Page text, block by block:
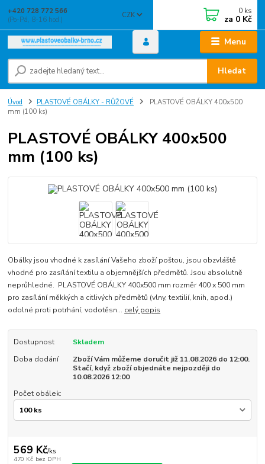
Menu
CZK
Hledat
+420 728 772 566
(Po-Pá, 8-16 hod.)
0 ks
za 0 Kč
Úvod PLASTOVÉ OBÁLKY - RŮŽOVÉ
PLASTOVÉ OBÁLKY 400x500
mm (100 ks)
PLASTOVÉ OBÁLKY 400x500
mm (100 ks)
Obálky jsou vhodné k zasílání Vašeho zboží poštou, jsou obzvláště
vhodné pro zasílání textilu a objemnějších předmětů. Jsou absolutně
neprůhledné. PLASTOVÉ OBÁLKY 400x500 mm rozměr 400 x 500 mm
pro zasílání měkkých a citlivých předmětů (vlny, textilií, knih, apod.)
odolné proti potrhání, vodotěsn... celý popis
Dostupnost
Skladem
Doba dodání
Zboží Vám můžeme doručit již 11.08.2026 do 12:00.
Stačí, když zboží objednáte nejpozději do
10.08.2026 12:00
Počet obálek:
569 Kč/ks
470 Kč bez DPH